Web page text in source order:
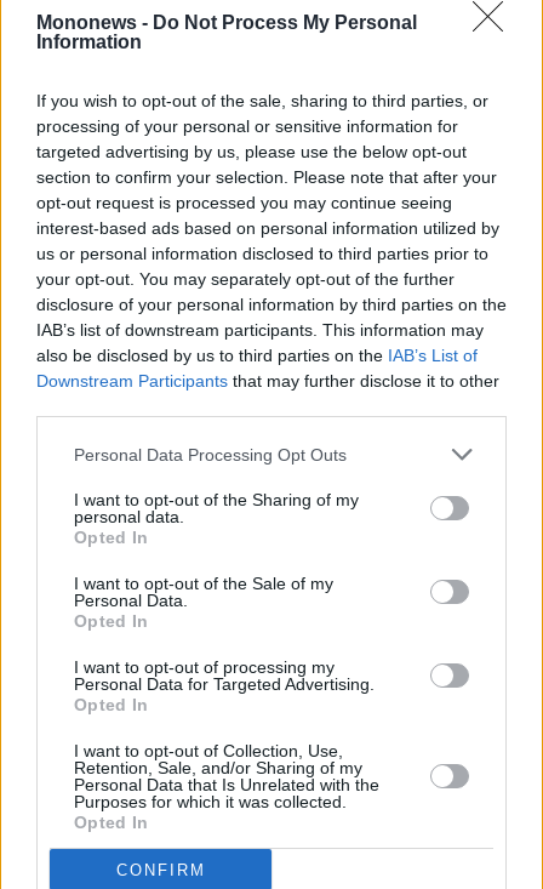
Mononews - Do Not Process My Personal
Information
If you wish to opt-out of the sale, sharing to third parties, or
processing of your personal or sensitive information for
targeted advertising by us, please use the below opt-out
section to confirm your selection. Please note that after your
opt-out request is processed you may continue seeing
interest-based ads based on personal information utilized by
us or personal information disclosed to third parties prior to
your opt-out. You may separately opt-out of the further
disclosure of your personal information by third parties on the
IAB’s list of downstream participants. This information may
also be disclosed by us to third parties on the IAB’s List of
Downstream Participants that may further disclose it to other
Personal Data Processing Opt Outs
I want to opt-out of the Sharing of my
personal data.
Opted In
I want to opt-out of the Sale of my
Personal Data.
Opted In
I want to opt-out of processing my
Personal Data for Targeted Advertising.
Opted In
I want to opt-out of Collection, Use,
Retention, Sale, and/or Sharing of my
Personal Data that Is Unrelated with the
Purposes for which it was collected.
Opted In
CONFIRM
Newsletter
του
mononews.gr
By
submitting
your
email,
agree
to
our
and
protected
reCAPTCHA
Google
άνοιγμα των Στενών του Ορμούζ
Μουσείο Θεσσαλονίκης
Κίνα: «Κόκκινος συναγερμός» για τον τυφώνα
Ντόλφιν – Ακυρώθηκαν πάνω από 1.600
πτήσεις
Saudi Aramco: Πυρκαγιά στο διυλιστήριο της
Τζαζάν – Η δεύτερη μέσα σε έναν μήνα
Ακολουθήστε το mononews.gr στο
Google Newsκαι ενημερωθείτε
πρώτοι.
Θέλετε να ενημερώνεστε για όλα τα
οικονομικά και επιχειρηματικά νέα;
Εγγραφείτε στο Newsletter του mononews.gr
By submitting your email, you agree to our Terms and Privacy Notice.
You can opt out at any time. This site is protected by reCAPTCHA and the
Μοιραστείτε την άποψή σας
Σχόλια